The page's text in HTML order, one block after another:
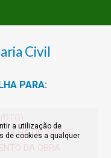
Civil
PARA:
DE IMÓVEL
DA OBRA
a utilização de
de cookies a qualquer